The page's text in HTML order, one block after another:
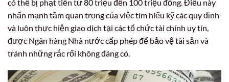
có thể bị phạt tiền từ 80 triệu đến 100 triệu đồng. Điều này
nhấn mạnh tầm quan trọng của việc tìm hiểu kỹ các quy định
và luôn thực hiện giao dịch tại các tổ chức tài chính uy tín,
được Ngân hàng Nhà nước cấp phép để bảo vệ tài sản và
tránh những rắc rối không đáng có.